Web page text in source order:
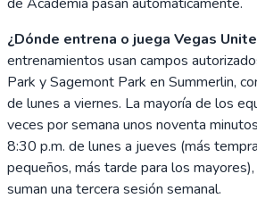
¿Dónde entrena o juega Vegas
entrenamientos usan campos
Park y Sagemont Park en Summerlin,
de lunes a viernes. La mayoría de los
veces por semana unos noventa
8:30 p.m. de lunes a jueves (más
pequeños, más tarde para los
suman una tercera sesión semanal.